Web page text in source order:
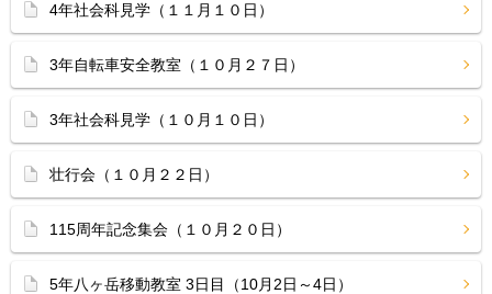
4年社会科見学（１１月１０日）
3年自転車安全教室（１０月２７日）
3年社会科見学（１０月１０日）
壮行会（１０月２２日）
115周年記念集会（１０月２０日）
5年八ヶ岳移動教室 3日目（10月2日～4日）